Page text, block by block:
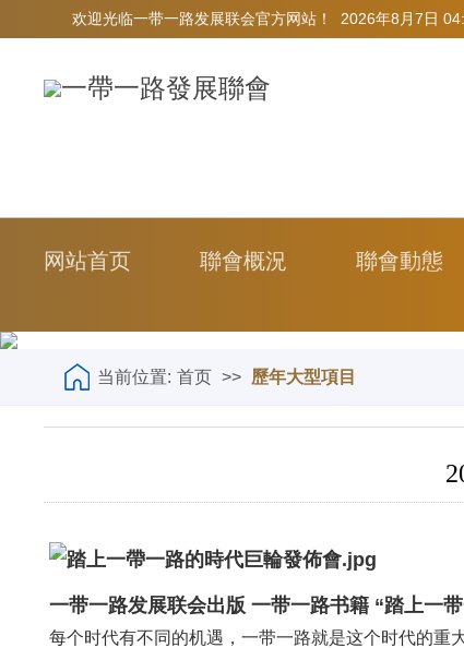
欢迎光临一带一路发展联会官方网站！ 2026年8月7日
网站首页 聯會概況 聯會動態
当前位置: 首页 >> 歷年大型項目
一带一路发展联会出版 一带一路书籍 “踏上一
每个时代有不同的机遇，一带一路就是这个时代的重